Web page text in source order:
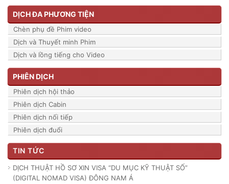
DỊCH ĐA PHƯƠNG TIỆN
Chèn phụ đề Phim video
Dịch và Thuyết minh Phim
Dịch và lồng tiếng cho Video
PHIÊN DỊCH
Phiên dịch hội thảo
Phiên dịch Cabin
Phiên dịch nối tiếp
Phiên dịch đuổi
TIN TỨC
DỊCH THUẬT HỒ SƠ XIN VISA “DU MỤC KỸ THUẬT SỐ”
(DIGITAL NOMAD VISA) ĐÔNG NAM Á